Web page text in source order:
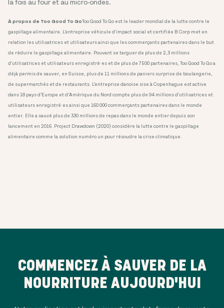
la fois au four et au micro-ondes.
À propos de Too Good To GoToo Good To Go est le leader mondial de la lutte contre le
gaspillage alimentaire. L’entreprise véhicule d’impact social et certifiée B Corp met en
relation les utilisatrices et utilisateurs ainsi que les commerçants partenaires dans le but
de réduire le gaspillage alimentaire. Pouvant se targuer de plus de 2,3 millions
d’utilisatrices et utilisateurs enregistré·es et de plus de 7500 partenaires, Too Good To Go a
déjà permis de sauver, en Suisse, plus de 11 millions de paniers surprise de boulangerie,
de supermarchés et de restaurants. L’entreprise danoise sise à Copenhague est active
dans 18 pays d’Europe et d’Amérique du Nord compte plus de 94 millions d’utilisatrices et
utilisateurs enregistré·es ainsi que 160 000 commerçants partenaires dans le monde
entier. Elle a sauvé plus de 330 millions de repas dans le monde entier depuis son
lancement en 2016. Project Drawdown (2020) considère la lutte contre le gaspillage
alimentaire comme la solution numéro un pour résoudre la crise climatique.
COMMENCEZ À SAUVER DE LA
NOURRITURE AUJOURD'HUI